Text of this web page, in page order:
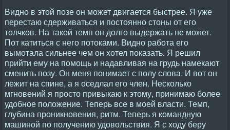
Видно в этой позе он может двигается быстрее. Я уже
перестаю сдерживаться и постоянно стоны от его
толчков. На такой темп он долго выдержать не может.
Пот катиться с него потоками. Видно работа его
вымотала сильнее чем он хотел показать. Я решил
прийти ему на помощь и надавливая на грудь намекают
сменить позу. Он меня понимает с полу слова. И вот он
лежит на спине, а я оседлал его член. Несколько
мгновений я просто привыкаю к этому, принимаю более
удобное положение. Теперь все в моей власти. Темп,
глубина проникновения, ритм. Теперь я командную
машиной по получению удовольствия. Я с ходу беру